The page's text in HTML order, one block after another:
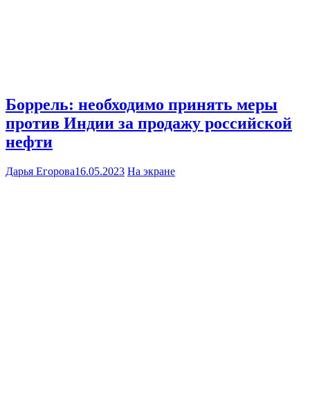
Боррель: необходимо принять меры
против Индии за продажу российской
нефти
Дарья Егорова16.05.2023 На экране